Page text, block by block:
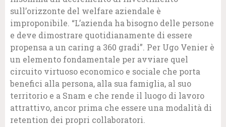
sull’orizzonte del welfare aziendale è
improponibile. “L’azienda ha bisogno delle persone
e deve dimostrare quotidianamente di essere
propensa a un caring a 360 gradi”. Per Ugo Venier è
un elemento fondamentale per avviare quel
circuito virtuoso economico e sociale che porta
benefici alla persona, alla sua famiglia, al suo
territorio e a Snam e che rende il luogo di lavoro
attrattivo, ancor prima che essere una modalità di
retention dei propri collaboratori.